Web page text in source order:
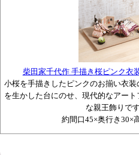
柴田家千代作 手描き桜ピンク衣
小桜を手描きしたピンクのお揃い衣装
を生かした台にのせ、現代的なアー
な親王飾りです
約間口45×奥行き30×